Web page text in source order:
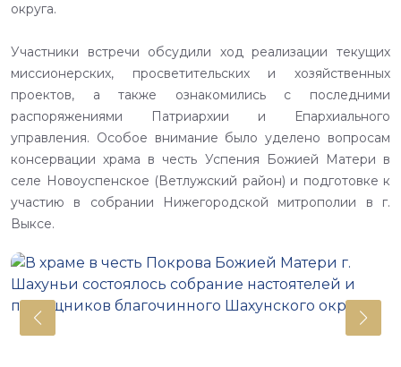
округа.
Участники встречи обсудили ход реализации текущих
миссионерских, просветительских и хозяйственных
проектов, а также ознакомились с последними
распоряжениями Патриархии и Епархиального
управления. Особое внимание было уделено вопросам
консервации храма в честь Успения Божией Матери в
селе Новоуспенское (Ветлужский район) и подготовке к
участию в собрании Нижегородской митрополии в г.
Выксе.